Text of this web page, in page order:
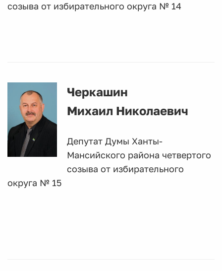
созыва от избирательного округа № 14
Черкашин
Михаил Николаевич
Депутат Думы Ханты-
Мансийского района четвертого
созыва от избирательного
округа № 15